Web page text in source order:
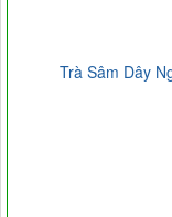
Trà Sâm Dây